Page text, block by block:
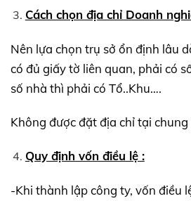
Cách chọn địa chỉ Doanh
Nên lựa chọn trụ sở ổn định lâu
có đủ giấy tờ liên quan, phải có
số nhà thì phải có Tổ..Khu….
Không được đặt địa chỉ tại
Quy định vốn điều lệ :
-Khi thành lập công ty, vốn điều